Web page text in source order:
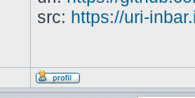
src: https://uri-